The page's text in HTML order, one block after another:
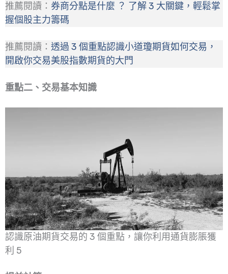
推薦閱讀： 券商分點是什麼 ？ 了解 3 大關鍵，輕鬆掌
握個股主力籌碼
推薦閱讀： 透過 3 個重點認識小道瓊期貨如何交易，
開啟你交易美股指數期貨的大門
重點二、交易基本知識
認識原油期貨交易的 3 個重點，讓你利用通貨膨脹獲
利 5